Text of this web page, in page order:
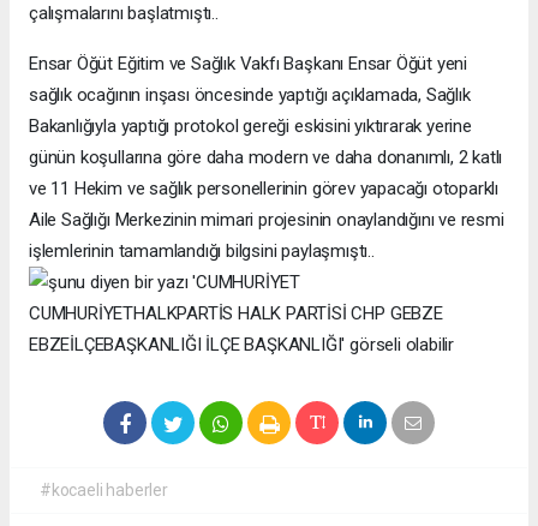
çalışmalarını başlatmıştı..
Ensar Öğüt Eğitim ve Sağlık Vakfı Başkanı Ensar Öğüt yeni
sağlık ocağının inşası öncesinde yaptığı açıklamada, Sağlık
Bakanlığıyla yaptığı protokol gereği eskisini yıktırarak yerine
günün koşullarına göre daha modern ve daha donanımlı, 2 katlı
ve 11 Hekim ve sağlık personellerinin görev yapacağı otoparklı
Aile Sağlığı Merkezinin mimari projesinin onaylandığını ve resmi
işlemlerinin tamamlandığı bilgsini paylaşmıştı..
#kocaeli haberler